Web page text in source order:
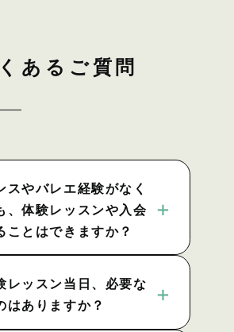
あるご質問
スやバレエ経験がなく
、体験レッスンや入会
ことはできますか？
レッスン当日、必要な
はありますか？